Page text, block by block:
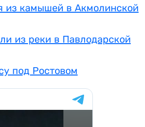
из камышей в Акмолинской
из реки в Павлодарской
под Ростовом